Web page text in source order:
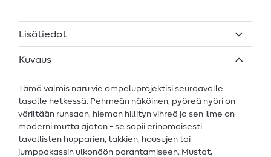
Lisätiedot
Kuvaus
Tämä valmis naru vie ompeluprojektisi seuraavalle
tasolle hetkessä. Pehmeän näköinen, pyöreä nyöri on
väriltään runsaan, hieman hillityn vihreä ja sen ilme on
moderni mutta ajaton - se sopii erinomaisesti
tavallisten hupparien, takkien, housujen tai
jumppakassin ulkonäön parantamiseen. Mustat,